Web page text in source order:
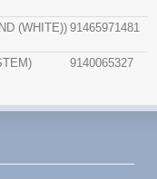
(WHITE))91465971481
9140065327